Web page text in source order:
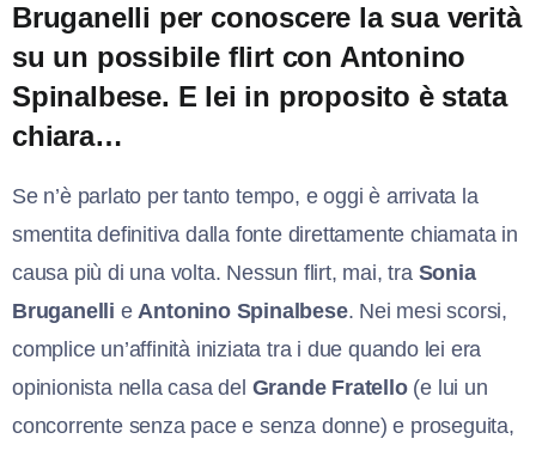
Bruganelli per conoscere la sua verità
su un possibile flirt con Antonino
Spinalbese. E lei in proposito è stata
chiara…
Se n’è parlato per tanto tempo, e oggi è arrivata la
smentita definitiva dalla fonte direttamente chiamata in
causa più di una volta. Nessun flirt, mai, tra Sonia
Bruganelli eAntonino Spinalbese. Nei mesi scorsi,
complice un’affinità iniziata tra i due quando lei era
opinionista nella casa del Grande Fratello(e lui un
concorrente senza pace e senza donne) e proseguita,